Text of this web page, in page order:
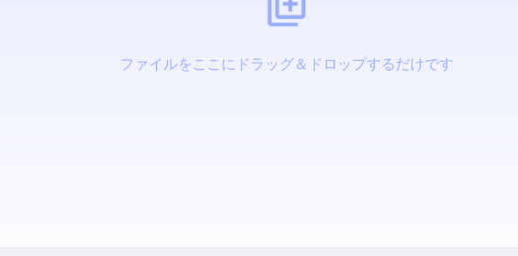
ファイルをここにドラッグ＆ドロップするだけです